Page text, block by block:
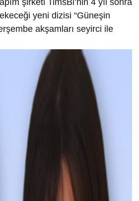
yeni dizisi “Güneşin
akşamları seyirci ile